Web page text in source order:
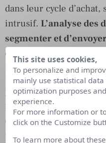
dans leur cycle
intrusif. L’analyse des
segmenter et
des contenus liés à
Le contenu est clé
prospects au plus tôt,
infographies, vidéos,
de blog ou webinars.
promotion sur les
This site uses cookies,
To personalize and
mainly use statistical
optimization purposes
experience.
For more information or
click on the Customize
To learn more about